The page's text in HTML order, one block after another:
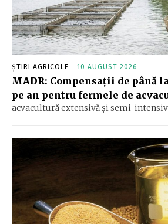
ȘTIRI AGRICOLE 10 AUGUST 2026
MADR: Compensaţii de până
pe an pentru fermele de
acvacultură extensivă şi semi-